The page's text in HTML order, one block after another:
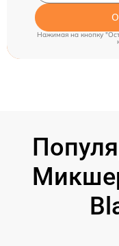
Нажимая на кнопку